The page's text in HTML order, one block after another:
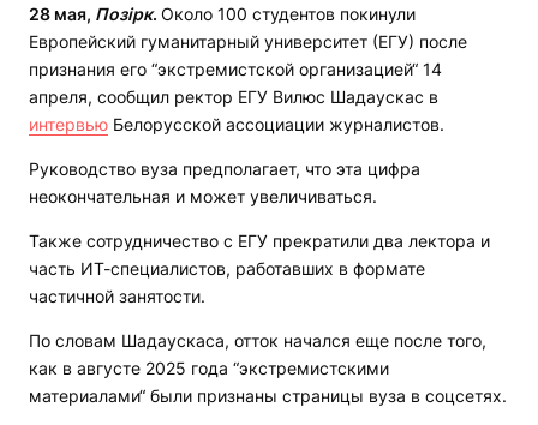
28 мая, Позірк. Около 100 студентов покинули
Европейский гуманитарный университет (ЕГУ) после
признания его “экстремистской организацией“ 14
апреля, сообщил ректор ЕГУ Вилюс Шадаускас в
интервью Белорусской ассоциации журналистов.
Руководство вуза предполагает, что эта цифра
неокончательная и может увеличиваться.
Также сотрудничество с ЕГУ прекратили два лектора и
часть ИТ-специалистов, работавших в формате
частичной занятости.
По словам Шадаускаса, отток начался еще после того,
как в августе 2025 года “экстремистскими
материалами“ были признаны страницы вуза в соцсетях.